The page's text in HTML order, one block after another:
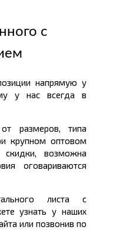
с
напрямую у
у нас всегда в
размеров, типа
крупном оптовом
скидки, возможна
оговариваются
листа с
узнать у наших
или позвонив по